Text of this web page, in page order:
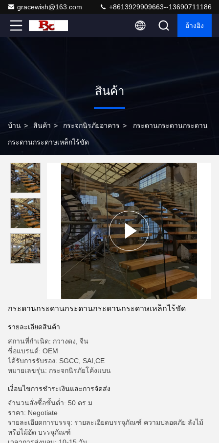
gracewish@163.com +8613929909663--13690711186
อ้างอิง
สินค้า
บ้าน > สินค้า > กระจกนิรภัยอาคาร > กระดานกระดานกระดาน
กระดานกระดาษเหล็กไร้ขัด
กระดานกระดานกระดานกระดานกระดาษเหล็กไร้ขัด
รายละเอียดสินค้า
สถานที่กำเนิด: กวางดง, จีน
ชื่อแบรนด์: OEM
ได้รับการรับรอง: SGCC, SAI,CE
หมายเลขรุ่น: กระจกนิรภัยโค้งแบน
เงื่อนไขการชําระเงินและการจัดส่ง
จำนวนสั่งซื้อขั้นต่ำ: 50 ตร.ม
ราคา: Negotiate
รายละเอียดการบรรจุ: รายละเอียดบรรจุภัณฑ์ ความปลอดภัย ลังไม้
หรือไม้อัด บรรจุภัณฑ์